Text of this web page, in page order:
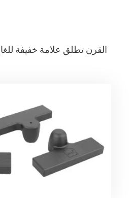
القرن تطلق علامة خفيفة